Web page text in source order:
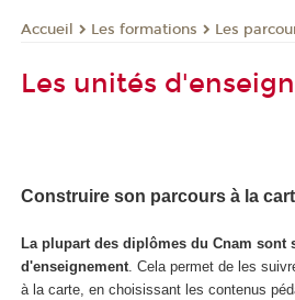
Accueil Les formations Les
Les unités
Construire son parcours à la
La plupart des diplômes du Cnam sont
d'enseignement . Cela permet de les
à la carte, en choisissant les contenus